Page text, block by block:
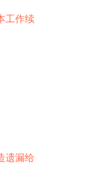
工作续
遗漏给